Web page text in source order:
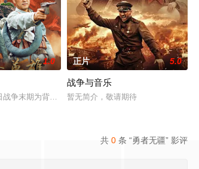
服厂女兵，伤兵医院伤兵组成的留守团在主力部队西
1.0
战争末期为背景，讲述翼热辽军区为配合苏联红军反攻
正片 5.0
战争与音乐
暂无简介，敬请期待
共 0 条 “勇者无疆” 影评